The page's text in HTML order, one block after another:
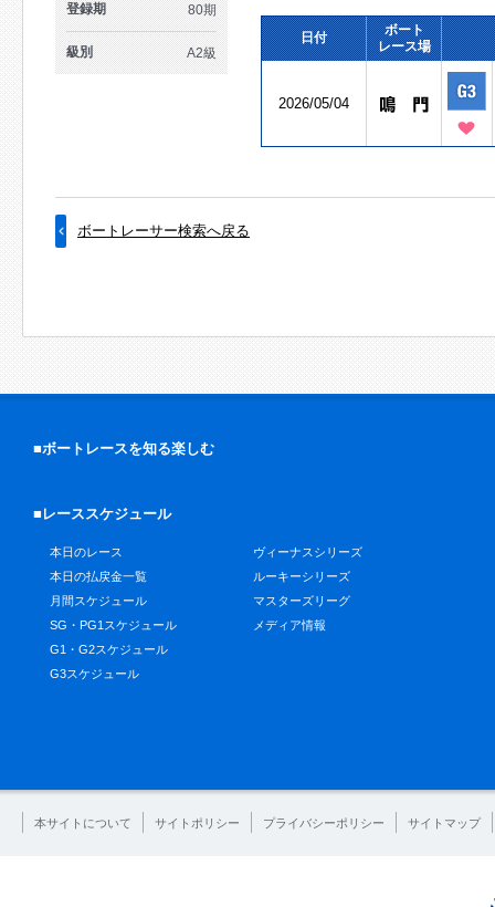
登録期 80期
級別 A2級
日付
ボート
レース場
2026/05/04
ボートレーサー検索へ戻る
■ボートレースを知る楽しむ
■レーススケジュール
本日のレース
本日の払戻金一覧
月間スケジュール
SG・PG1スケジュール
G1・G2スケジュール
G3スケジュール
ヴィーナスシリーズ
ルーキーシリーズ
マスターズリーグ
メディア情報
本サイトについて サイトポリシー プライバシーポリシー サイトマップ